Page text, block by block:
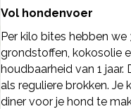
Vol hondenvoer
Per kilo bites hebben
grondstoffen, kokosolie
houdbaarheid van 1
als reguliere brokken.
diner voor je hond te